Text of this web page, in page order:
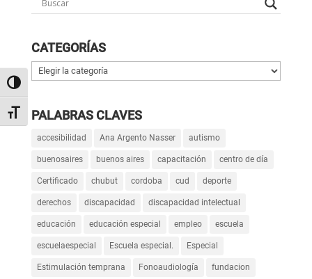
Alternar alto contraste
Alternar tamaño de letra
CATEGORÍAS
Categorías
PALABRAS CLAVES
accesibilidad Ana Argento Nasser autismo
buenosaires buenos aires capacitación centro de día
Certificado chubut cordoba cud deporte
derechos discapacidad discapacidad intelectual
educación educación especial empleo escuela
escuelaespecial Escuela especial. Especial
Estimulación temprana Fonoaudiología fundacion